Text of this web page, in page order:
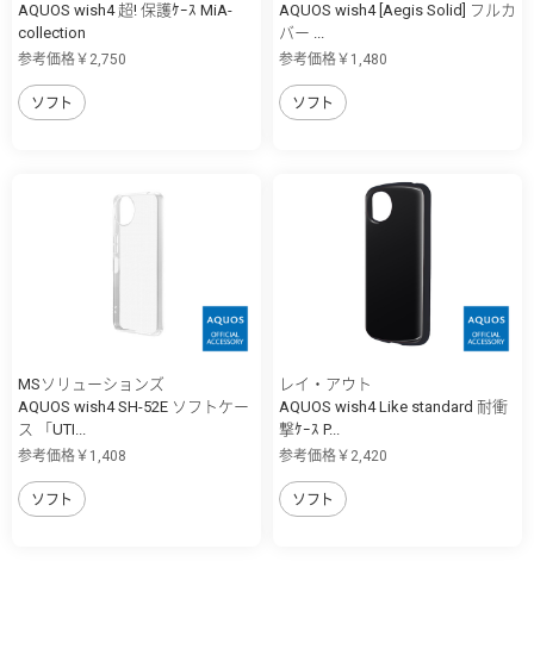
AQUOS wish4 超! 保護ｹｰｽ MiA-
collection
参考価格￥2,750
ソフト
AQUOS wish4 [Aegis Solid] フルカ
バー ...
参考価格￥1,480
ソフト
MSソリューションズ
AQUOS wish4 SH-52E ソフトケー
ス 「UTI...
参考価格￥1,408
ソフト
レイ・アウト
AQUOS wish4 Like standard 耐衝
撃ｹｰｽ P...
参考価格￥2,420
ソフト